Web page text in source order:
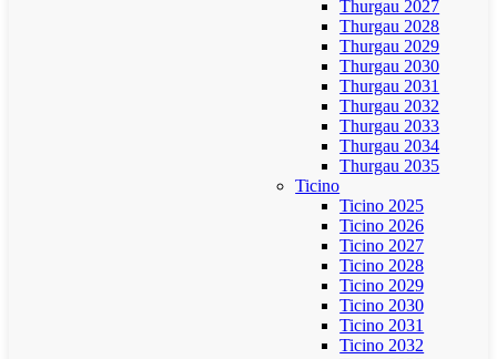
Thurgau 2027
Thurgau 2028
Thurgau 2029
Thurgau 2030
Thurgau 2031
Thurgau 2032
Thurgau 2033
Thurgau 2034
Thurgau 2035
Ticino
Ticino 2025
Ticino 2026
Ticino 2027
Ticino 2028
Ticino 2029
Ticino 2030
Ticino 2031
Ticino 2032